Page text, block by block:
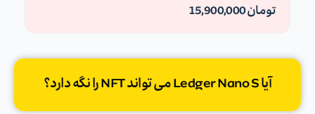
15,900,000تومان
آیا Ledger Nano S می تواند NFT را نگه دارد؟